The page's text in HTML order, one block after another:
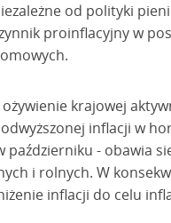
od polityki
proinflacyjny w
krajowej
inflacji w
październiku - obawia
i rolnych. W
inflacji do celu